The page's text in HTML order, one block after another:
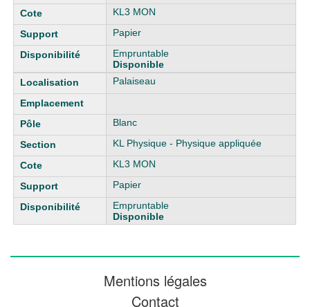
KL3 MON
Papier
Empruntable
Disponible
Palaiseau
Blanc
KL Physique - Physique appliquée
KL3 MON
Papier
Empruntable
Disponible
Mentions légales
Contact